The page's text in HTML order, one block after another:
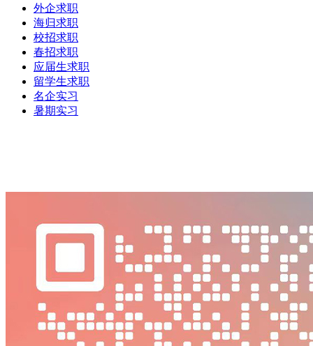
外企求职
海归求职
校招求职
春招求职
应届生求职
留学生求职
名企实习
暑期实习